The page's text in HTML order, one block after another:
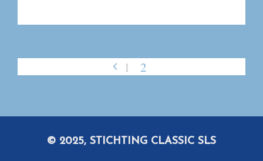
1 2
© 2025, STICHTING CLASSIC SLS